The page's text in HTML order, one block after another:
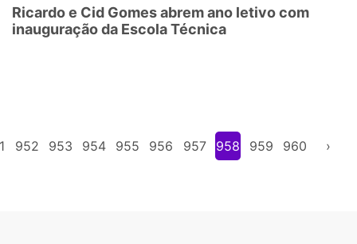
Ricardo e Cid Gomes abrem ano letivo com
inauguração da Escola Técnica
952 953 954 955 956 957 958 959 960 ›